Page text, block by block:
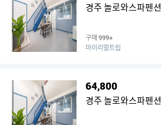
경주 놀로와스파펜션
구매 999+
마이리얼트립
64,800
경주 놀로와스파펜션